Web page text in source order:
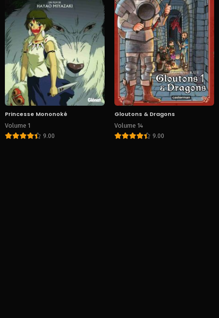
Princesse Mononoké
Volume 1
9.00
Gloutons & Dragons
Volume 14
9.00